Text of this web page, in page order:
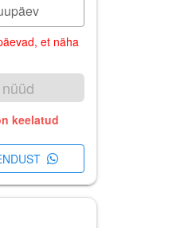
et näha
keelatud